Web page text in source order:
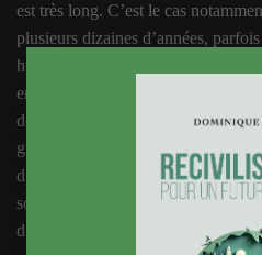
est très long. C’est le cas
plusieurs dizaines d’années,
humaines ou même plus. Ce sont
empereurs, grenadiers, sabres
depuis une bonne trentaine
grand prix, et par suite un besoin
d’investissement. Les populations
sont rapidement effondrés après
d’année de restriction de la pêche